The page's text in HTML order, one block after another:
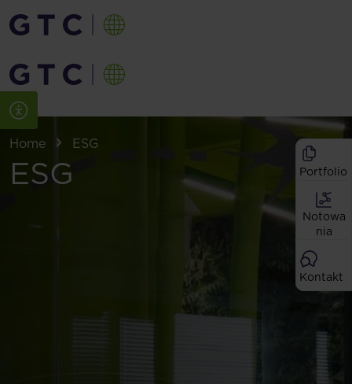
Home ESG
ESG Portfolio
Notowa
nia
Kontakt